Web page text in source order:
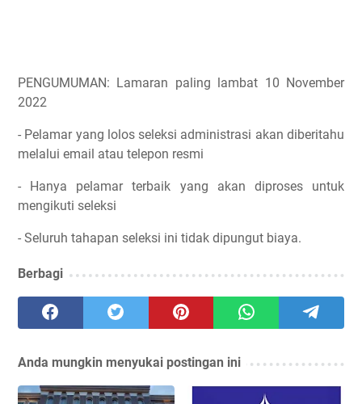
PENGUMUMAN: Lamaran paling lambat 10 November
2022
- Pelamar yang lolos seleksi administrasi akan diberitahu
melalui email atau telepon resmi
- Hanya pelamar terbaik yang akan diproses untuk
mengikuti seleksi
- Seluruh tahapan seleksi ini tidak dipungut biaya.
Berbagi
Anda mungkin menyukai postingan ini